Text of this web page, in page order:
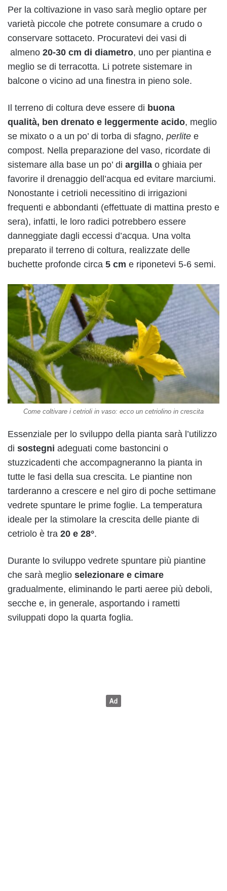
Per la coltivazione in vaso sarà meglio optare per
varietà piccole che potrete consumare a crudo o
conservare sottaceto. Procuratevi dei vasi di
almeno 20-30 cm di diametro, uno per piantina e
meglio se di terracotta. Li potrete sistemare in
balcone o vicino ad una finestra in pieno sole.
Il terreno di coltura deve essere di buona
qualità, ben drenato e leggermente acido, meglio
se mixato o a un po’ di torba di sfagno, perlite e
compost. Nella preparazione del vaso, ricordate di
sistemare alla base un po’ di argilla o ghiaia per
favorire il drenaggio dell’acqua ed evitare marciumi.
Nonostante i cetrioli necessitino di irrigazioni
frequenti e abbondanti (effettuate di mattina presto e
sera), infatti, le loro radici potrebbero essere
danneggiate dagli eccessi d’acqua. Una volta
preparato il terreno di coltura, realizzate delle
buchette profonde circa 5 cm e riponetevi 5-6 semi.
Come coltivare i cetrioli in vaso: ecco un cetriolino in crescita
Essenziale per lo sviluppo della pianta sarà l’utilizzo
di sostegni adeguati come bastoncini o
stuzzicadenti che accompagneranno la pianta in
tutte le fasi della sua crescita. Le piantine non
tarderanno a crescere e nel giro di poche settimane
vedrete spuntare le prime foglie. La temperatura
ideale per la stimolare la crescita delle piante di
cetriolo è tra 20 e 28°.
Durante lo sviluppo vedrete spuntare più piantine
che sarà meglio selezionare e cimare
gradualmente, eliminando le parti aeree più deboli,
secche e, in generale, asportando i rametti
sviluppati dopo la quarta foglia.